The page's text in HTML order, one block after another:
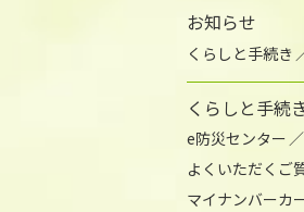
お知らせ
くらしと手続き
くらしと手続
e防災センター
よくいただくご
マイナンバーカ